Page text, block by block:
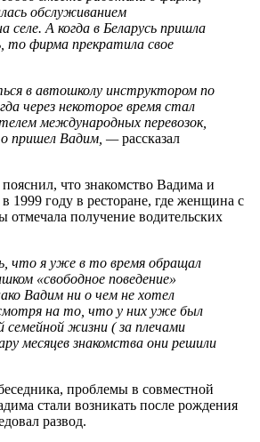
обслуживанием
селе. А когда в Беларусь пришла
то фирма прекратила свое
в автошколу инструктором по
через некоторое время стал
международных перевозок,
пришел Вадим, —рассказал
что знакомство Вадима и
1999 году в ресторане, где женщина с
отмечала получение водительских
что я уже в то время обращал
«свободное поведение»
Вадим ни о чем не хотел
на то, что у них уже был
семейной жизни ( за плечами
месяцев знакомства они решили
проблемы в совместной
стали возникать после рождения
развод.